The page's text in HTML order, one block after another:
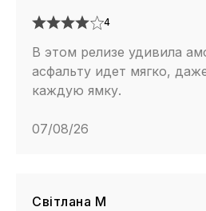
4
В этом релизе удивила
асфальту идет мягко,
каждую ямку.
07/08/26
Світлана М